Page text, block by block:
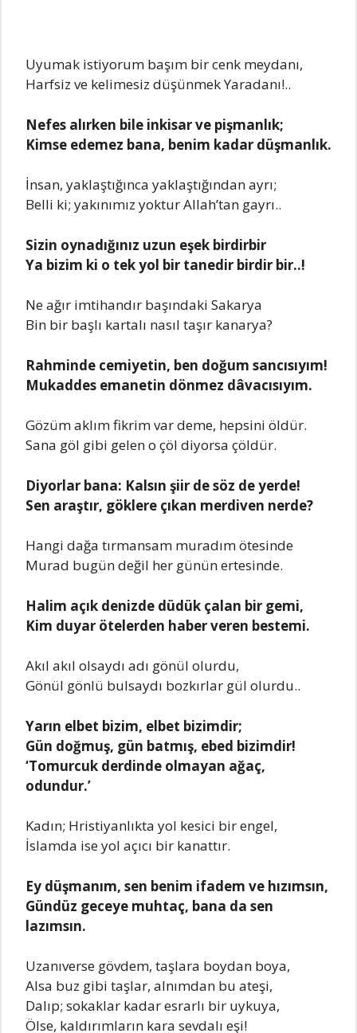
Uyumak istiyorum başım bir cenk meydanı,
Harfsiz ve kelimesiz düşünmek Yaradanı!..
Nefes alırken bile inkisar ve pişmanlık;
Kimse edemez bana, benim kadar düşmanlık.
İnsan, yaklaştığınca yaklaştığından ayrı;
Belli ki; yakınımız yoktur Allah’tan gayrı..
Sizin oynadığınız uzun eşek birdirbir
Ya bizim ki o tek yol bir tanedir birdir bir..!
Ne ağır imtihandır başındaki Sakarya
Bin bir başlı kartalı nasıl taşır kanarya?
Rahminde cemiyetin, ben doğum sancısıyım!
Mukaddes emanetin dönmez dâvacısıyım.
Gözüm aklım fikrim var deme, hepsini öldür.
Sana göl gibi gelen o çöl diyorsa çöldür.
Diyorlar bana: Kalsın şiir de söz de yerde!
Sen araştır, göklere çıkan merdiven nerde?
Hangi dağa tırmansam muradım ötesinde
Murad bugün değil her günün ertesinde.
Halim açık denizde düdük çalan bir gemi,
Kim duyar ötelerden haber veren bestemi.
Akıl akıl olsaydı adı gönül olurdu,
Gönül gönlü bulsaydı bozkırlar gül olurdu..
Yarın elbet bizim, elbet bizimdir;
Gün doğmuş, gün batmış, ebed bizimdir!
‘Tomurcuk derdinde olmayan ağaç,
odundur.’
Kadın; Hristiyanlıkta yol kesici bir engel,
İslamda ise yol açıcı bir kanattır.
Ey düşmanım, sen benim ifadem ve hızımsın,
Gündüz geceye muhtaç, bana da sen
lazımsın.
Uzanıverse gövdem, taşlara boydan boya,
Alsa buz gibi taşlar, alnımdan bu ateşi,
Dalıp; sokaklar kadar esrarlı bir uykuya,
Ölse, kaldırımların kara sevdalı eşi!